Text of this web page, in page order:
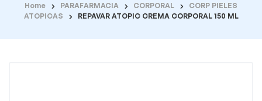
Home PARAFARMACIA CORPORAL
CORP PIELES
ATOPICAS
REPAVAR ATOPIC CREMA CORPORAL 150 ML